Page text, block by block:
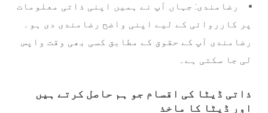
رضامندی: جہاں آپ نے ہمیں اپنی ذاتی معلومات
پر کارروائی کے لیے اپنی واضح رضامندی دی ہو۔
رضامندی آپ کے حقوق کے مطابق کسی بھی وقت واپس
لی جا سکتی ہے۔
ذاتی ڈیٹا کی اقسام جو ہم حاصل کرتے ہیں
اور ڈیٹا کا ماخذ